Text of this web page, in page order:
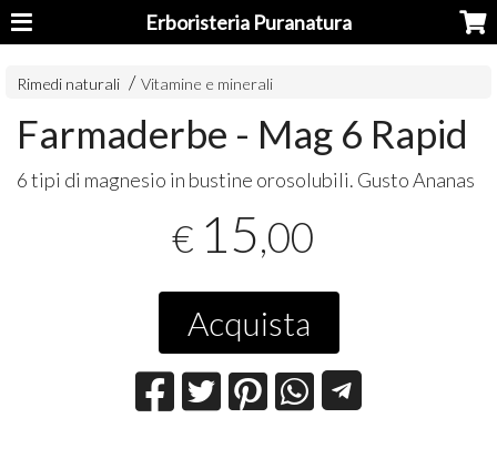
Erboristeria Puranatura
Rimedi naturali Vitamine e minerali
Farmaderbe - Mag 6 Rapid
6 tipi di magnesio in bustine orosolubili. Gusto Ananas
€ 15,00
Acquista